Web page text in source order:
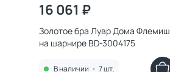
16 061 ₽
Золотое бра Лувр Дома Флемиш
на шарнире BD-3004175
В наличии • 7 шт.